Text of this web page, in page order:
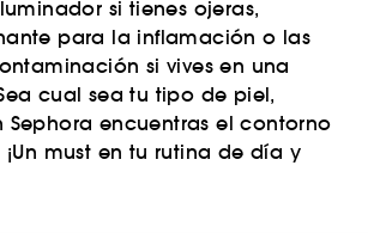
si tienes ojeras,
para la inflamación o las
si vives en una
cual sea tu tipo de piel,
Sephora encuentras el contorno
¡Un must en tu rutina de día y